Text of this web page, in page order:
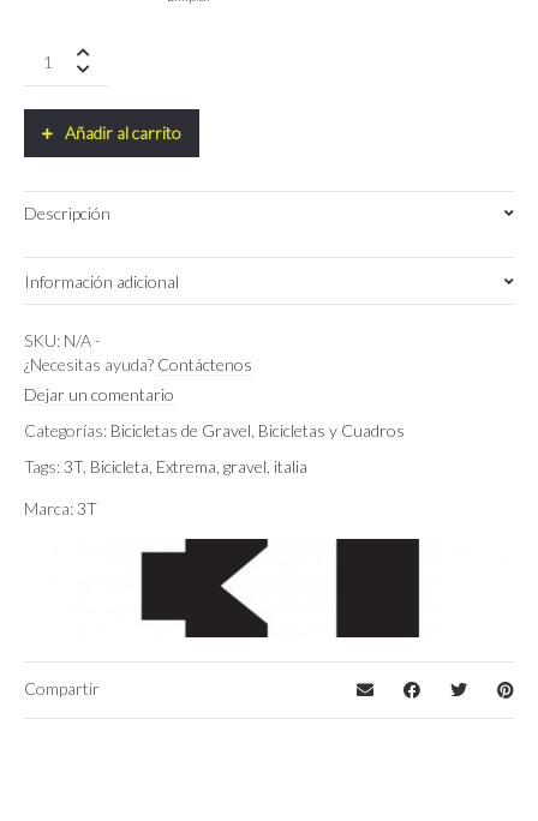
EXTREMA
Eagle
1x12
700c
Añadir al carrito
Descripción
Información adicional
Color
Talla de cuadro
Montaje SRAM RIVAL/GX EAGLE AXS 1X12 700c
SKU: N/A-
¿Necesitas ayuda? Contáctenos
Dejar un comentario
Categorías: Bicicletas de Gravel, Bicicletas y Cuadros
Tags:3T, Bicicleta, Extrema, gravel, italia
Marca:3T
Compartir